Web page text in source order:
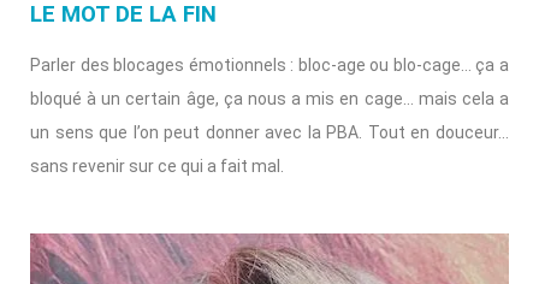
LE MOT DE LA FIN
Parler des blocages émotionnels : bloc-age ou blo-cage… ça a
bloqué à un certain âge, ça nous a mis en cage… mais cela a
un sens que l’on peut donner avec la PBA. Tout en douceur…
sans revenir sur ce qui a fait mal.